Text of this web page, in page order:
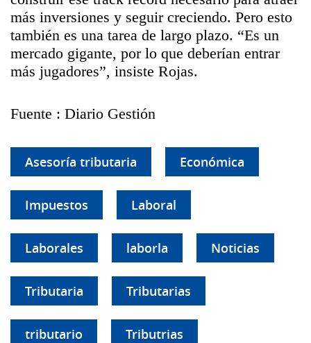
más inversiones y seguir creciendo. Pero esto
también es una tarea de largo plazo. “Es un
mercado gigante, por lo que deberían entrar
más jugadores”, insiste Rojas.
Fuente : Diario Gestión
Asesoría tributaria Económica
Impuestos Laboral
Laborales laborla Noticias
Tributaria Tributarias
tributario Tributrias